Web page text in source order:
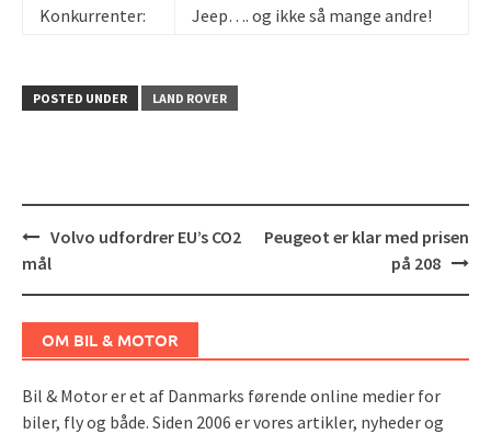
Konkurrenter:
Jeep…. og ikke så mange andre!
POSTED UNDER LAND ROVER
Post
navigation
Volvo udfordrer EU’s CO2
mål
Peugeot er klar med prisen
på 208
OM BIL & MOTOR
Bil & Motor er et af Danmarks førende online medier for
biler, fly og både. Siden 2006 er vores artikler, nyheder og